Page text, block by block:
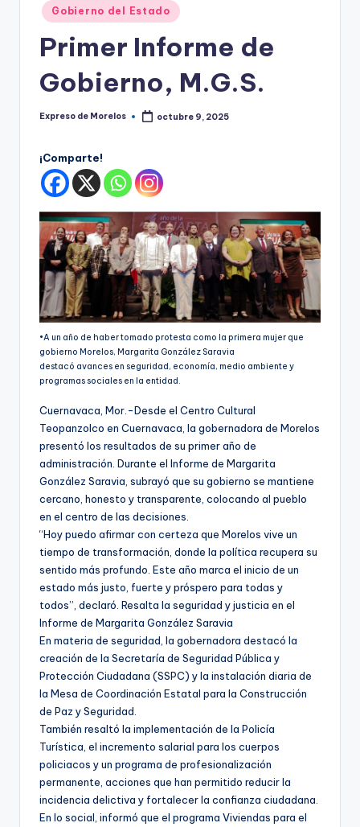
el
Publicado
en
Gobierno del Estado
Primer Informe de
Gobierno, M.G.S.
Publicado
Expreso de Morelos octubre 9, 2025
¡Comparte!
•A un año de haber tomado protesta como la primera mujer que
gobierno Morelos, Margarita González Saravia
destacó avances en seguridad, economía, medio ambiente y
programas sociales en la entidad.
Cuernavaca, Mor.-Desde el Centro Cultural
Teopanzolco en Cuernavaca, la gobernadora de Morelos
presentó los resultados de su primer año de
administración. Durante el Informe de Margarita
González Saravia, subrayó que su gobierno se mantiene
cercano, honesto y transparente, colocando al pueblo
en el centro de las decisiones.
“Hoy puedo afirmar con certeza que Morelos vive un
tiempo de transformación, donde la política recupera su
sentido más profundo. Este año marca el inicio de un
estado más justo, fuerte y próspero para todas y
todos”, declaró. Resalta la seguridad y justicia en el
Informe de Margarita González Saravia
En materia de seguridad, la gobernadora destacó la
creación de la Secretaría de Seguridad Pública y
Protección Ciudadana (SSPC) y la instalación diaria de
la Mesa de Coordinación Estatal para la Construcción
de Paz y Seguridad.
También resaltó la implementación de la Policía
Turística, el incremento salarial para los cuerpos
policiacos y un programa de profesionalización
permanente, acciones que han permitido reducir la
incidencia delictiva y fortalecer la confianza ciudadana.
En lo social, informó que el programa Viviendas para el